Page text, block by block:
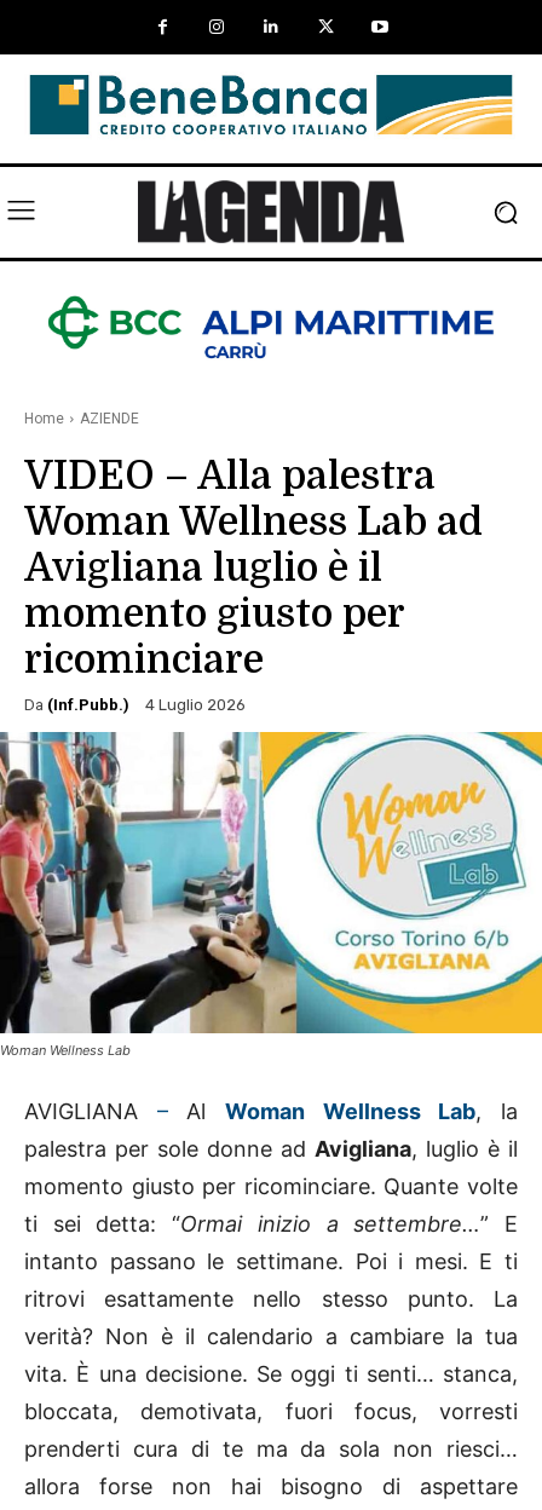
Home AZIENDE
VIDEO – Alla palestra
Woman Wellness Lab ad
Avigliana luglio è il
momento giusto per
ricominciare
Da (Inf.Pubb.) 4 Luglio 2026
Woman Wellness Lab
AVIGLIANA –AlWoman Wellness Lab, la
palestra per sole donne ad Avigliana, luglio è il
momento giusto per ricominciare. Quante volte
ti sei detta: “Ormai inizio a settembre…” E
intanto passano le settimane. Poi i mesi. E ti
ritrovi esattamente nello stesso punto. La
verità? Non è il calendario a cambiare la tua
vita. È una decisione. Se oggi ti senti… stanca,
bloccata, demotivata, fuori focus, vorresti
prenderti cura di te ma da sola non riesci…
allora forse non hai bisogno di aspettare